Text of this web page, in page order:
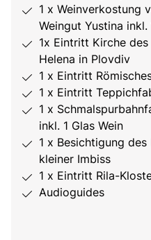
1 x Weinverkostung
Weingut Yustina
1x Eintritt Kirche
Helena in Plovdiv
1 x Eintritt
1 x Eintritt
1 x
inkl. 1 Glas Wein
1 x Besichtigung
kleiner Imbiss
1 x Eintritt Rila-
Audioguides